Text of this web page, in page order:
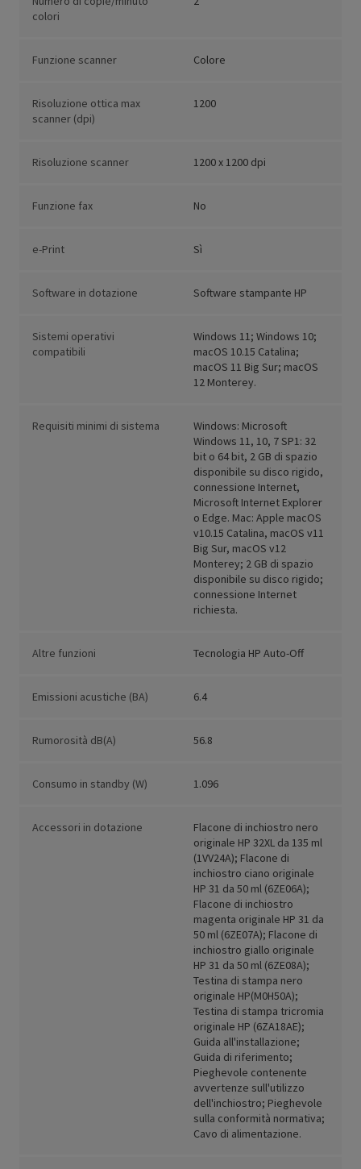
colori
Funzione scanner Colore
Risoluzione ottica max
scanner (dpi)
1200
Risoluzione scanner 1200 x 1200 dpi
Funzione fax No
e-Print Sì
Software in dotazione Software stampante HP
Sistemi operativi
compatibili
Windows 11; Windows 10;
macOS 10.15 Catalina;
macOS 11 Big Sur; macOS
12 Monterey.
Requisiti minimi di sistema
Windows: Microsoft
Windows 11, 10, 7 SP1: 32
bit o 64 bit, 2 GB di spazio
disponibile su disco rigido,
connessione Internet,
Microsoft Internet Explorer
o Edge. Mac: Apple macOS
v10.15 Catalina, macOS v11
Big Sur, macOS v12
Monterey; 2 GB di spazio
disponibile su disco rigido;
connessione Internet
richiesta.
Altre funzioni Tecnologia HP Auto-Off
Emissioni acustiche (BA) 6.4
Rumorosità dB(A) 56.8
Consumo in standby (W) 1.096
Accessori in dotazione
Flacone di inchiostro nero
originale HP 32XL da 135 ml
(1VV24A); Flacone di
inchiostro ciano originale
HP 31 da 50 ml (6ZE06A);
Flacone di inchiostro
magenta originale HP 31 da
50 ml (6ZE07A); Flacone di
inchiostro giallo originale
HP 31 da 50 ml (6ZE08A);
Testina di stampa nero
originale HP(M0H50A);
Testina di stampa tricromia
originale HP (6ZA18AE);
Guida all'installazione;
Guida di riferimento;
Pieghevole contenente
avvertenze sull'utilizzo
dell'inchiostro; Pieghevole
sulla conformità normativa;
Cavo di alimentazione.